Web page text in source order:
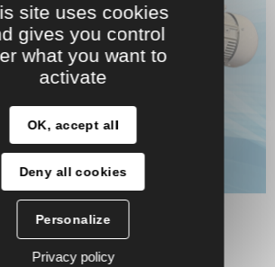
Pompe à piston excentré
site uses cookies
gives you control
what you want to
activate
OK, accept all
Deny all cookies
Personalize
Privacy policy